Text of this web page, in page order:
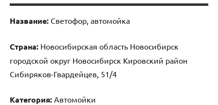
Название: Светофор, автомойка
Страна: Новосибирская область Новосибирск
городской округ Новосибирск Кировский район
Сибиряков-Гвардейцев, 51/4
Категория: Автомойки